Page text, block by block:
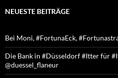
NEUESTE BEITRÄGE
Bei Moni, #FortunaEck,
Die Bank in #Düsseldorf #Itter für
@duessel_flaneur